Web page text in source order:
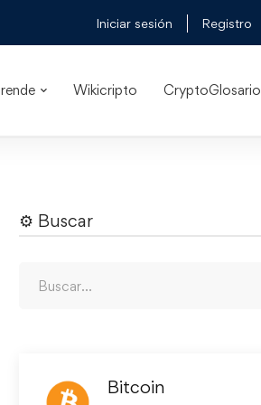
Iniciar sesión Registro
Wikicripto CryptoGlosario
⚙︎ Buscar
Bitcoin